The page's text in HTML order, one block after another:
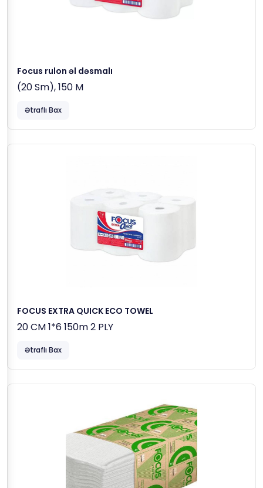
Focus rulon əl dəsmalı
(20 Sm), 150 M
Ətraflı Bax
FOCUS EXTRA QUICK ECO TOWEL
20 CM 1*6 150m 2 PLY
Ətraflı Bax